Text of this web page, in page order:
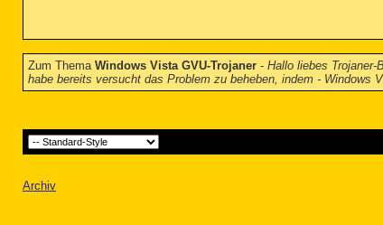
Zum Thema Windows Vista GVU-Trojaner - Hallo liebes Trojaner-
habe bereits versucht das Problem zu beheben, indem - Windows
Archiv